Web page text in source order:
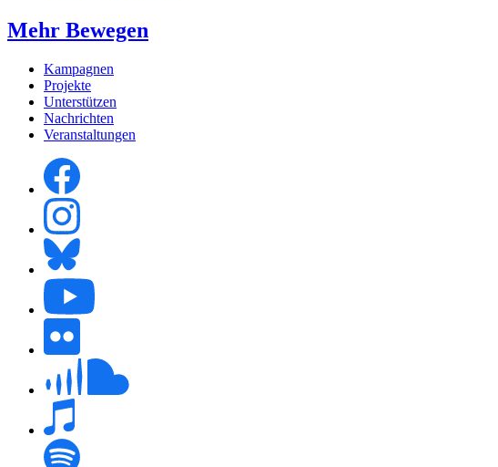
Mehr Bewegen
Kampagnen
Projekte
Unterstützen
Nachrichten
Veranstaltungen